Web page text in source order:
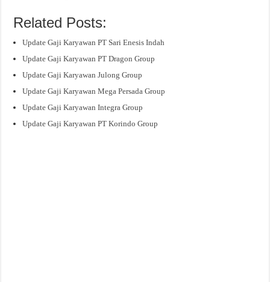
Related Posts:
Update Gaji Karyawan PT Sari Enesis Indah
Update Gaji Karyawan PT Dragon Group
Update Gaji Karyawan Julong Group
Update Gaji Karyawan Mega Persada Group
Update Gaji Karyawan Integra Group
Update Gaji Karyawan PT Korindo Group